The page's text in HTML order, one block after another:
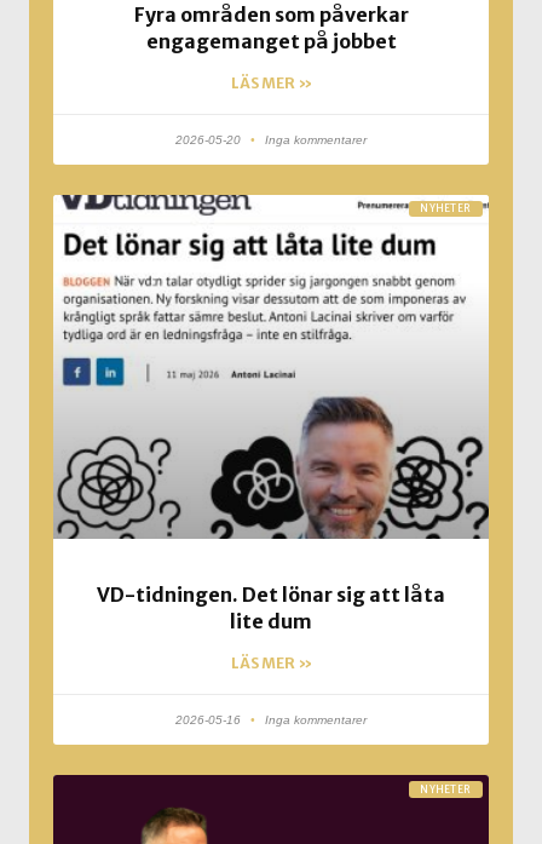
Fyra områden som påverkar
engagemanget på jobbet
LÄS MER »
2026-05-20 Inga kommentarer
NYHETER
VD-tidningen. Det lönar sig att låta
lite dum
LÄS MER »
2026-05-16 Inga kommentarer
NYHETER